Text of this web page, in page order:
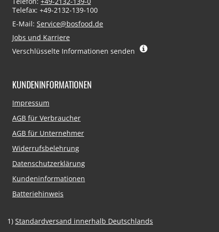
Telefax: +49-2132-139-100
E-Mail: Service@bosfood.de
Jobs und Karriere
Verschlüsselte Informationen senden
KUNDENINFORMATIONEN
Navigation
Impressum
AGB für Verbraucher
AGB für Unternehmer
Widerrufsbelehrung
Datenschutzerklärung
Kundeninformationen
Batteriehinweis
1) Standardversand innerhalb Deutschlands